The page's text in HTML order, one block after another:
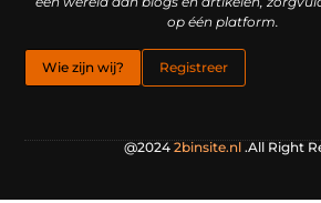
op één platform.
Wie zijn wij? Registreer
@2024 2binsite.nl.All Right